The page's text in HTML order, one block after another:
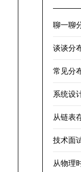
聊一聊
谈谈分
常见分
系统设
从链表
技术面
从物理